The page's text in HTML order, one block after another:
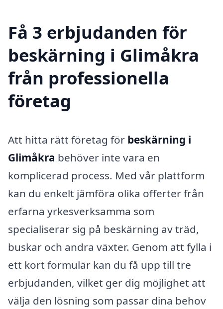
Få 3 erbjudanden för
beskärning i Glimåkra
från professionella
företag
Att hitta rätt företag för beskärning i
Glimåkra behöver inte vara en
komplicerad process. Med vår plattform
kan du enkelt jämföra olika offerter från
erfarna yrkesverksamma som
specialiserar sig på beskärning av träd,
buskar och andra växter. Genom att fylla i
ett kort formulär kan du få upp till tre
erbjudanden, vilket ger dig möjlighet att
välja den lösning som passar dina behov